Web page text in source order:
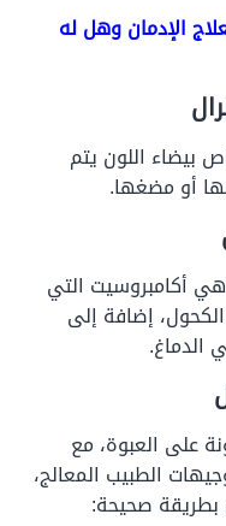
الإدمان وهل له
بيضاء اللون يتم
أو مضغها.
أكامبروسيت التي
إضافة إلى
الدماغ.
على العبوة، مع
الطبيب المعالج،
بطريقة صحيحة: